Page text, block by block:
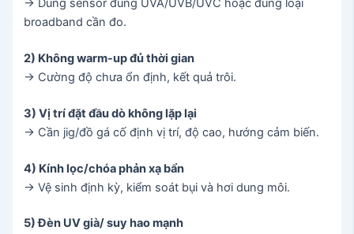
→ Dùng sensor đúng UVA/UVB/UVC hoặc đúng loại
broadband cần đo.
2) Không warm-up đủ thời gian
→ Cường độ chưa ổn định, kết quả trôi.
3) Vị trí đặt đầu dò không lặp lại
→ Cần jig/đồ gá cố định vị trí, độ cao, hướng cảm biến.
4) Kính lọc/chóa phản xạ bẩn
→ Vệ sinh định kỳ, kiểm soát bụi và hơi dung môi.
5) Đèn UV già/ suy hao mạnh